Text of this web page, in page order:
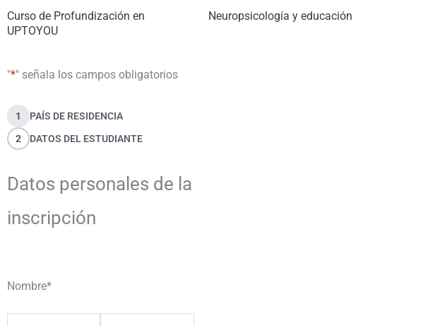
Curso de Profundización en
UPTOYOU
"*" señala los campos obligatorios
1
PAÍS DE RESIDENCIA
2
DATOS DEL ESTUDIANTE
Datos personales de la
inscripción
Nombre*
Neuropsicología y educación